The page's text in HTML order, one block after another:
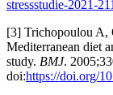
stressstudie-2021-
[3] Trichopoulou A,
Mediterranean diet
study. BMJ.
doi:https://doi.org/